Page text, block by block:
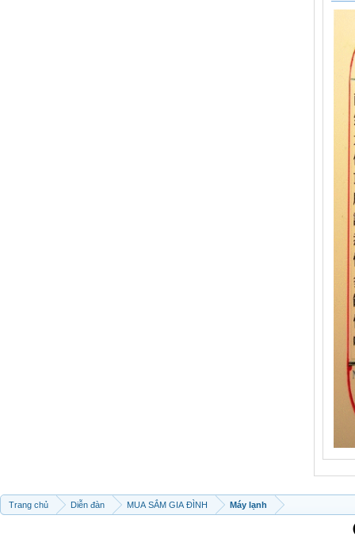
Trang chủ Diễn đàn MUA SẮM GIA ĐÌNH Máy lạnh